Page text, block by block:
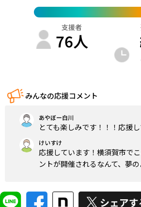
九州・沖縄
佐賀 長崎 熊本
支援者
76人
みんなの応援コメント
あやぼー白川
とても楽しみです！！！応援
けいすけ
応援しています！横須賀市で
ントが開催されるなんて、夢